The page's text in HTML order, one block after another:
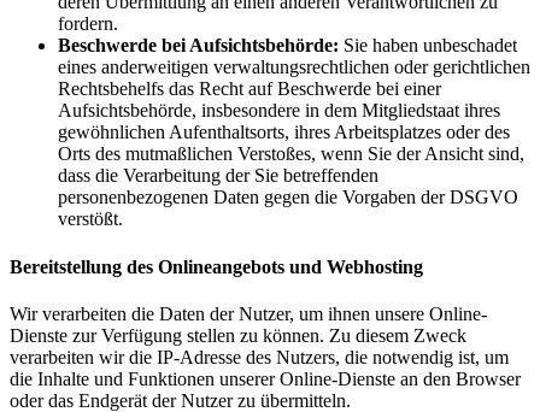
fordern.
Beschwerde bei Aufsichtsbehörde: Sie haben unbeschadet
eines anderweitigen verwaltungsrechtlichen oder gerichtlichen
Rechtsbehelfs das Recht auf Beschwerde bei einer
Aufsichtsbehörde, insbesondere in dem Mitgliedstaat ihres
gewöhnlichen Aufenthaltsorts, ihres Arbeitsplatzes oder des
Orts des mutmaßlichen Verstoßes, wenn Sie der Ansicht sind,
dass die Verarbeitung der Sie betreffenden
personenbezogenen Daten gegen die Vorgaben der DSGVO
verstößt.
Bereitstellung des Onlineangebots und Webhosting
Wir verarbeiten die Daten der Nutzer, um ihnen unsere Online-
Dienste zur Verfügung stellen zu können. Zu diesem Zweck
verarbeiten wir die IP-Adresse des Nutzers, die notwendig ist, um
die Inhalte und Funktionen unserer Online-Dienste an den Browser
oder das Endgerät der Nutzer zu übermitteln.